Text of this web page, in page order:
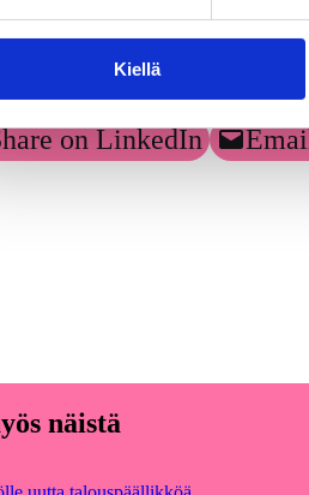
Kiellä
on LinkedIn
näistä